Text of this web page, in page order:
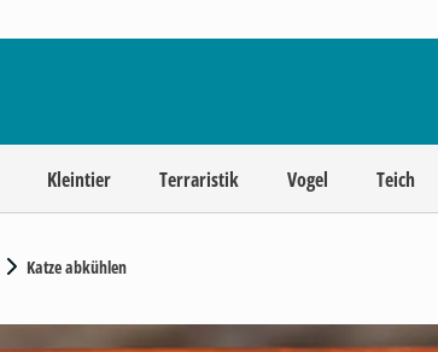
Kleintier Terraristik Vogel Teich
Katze abkühlen